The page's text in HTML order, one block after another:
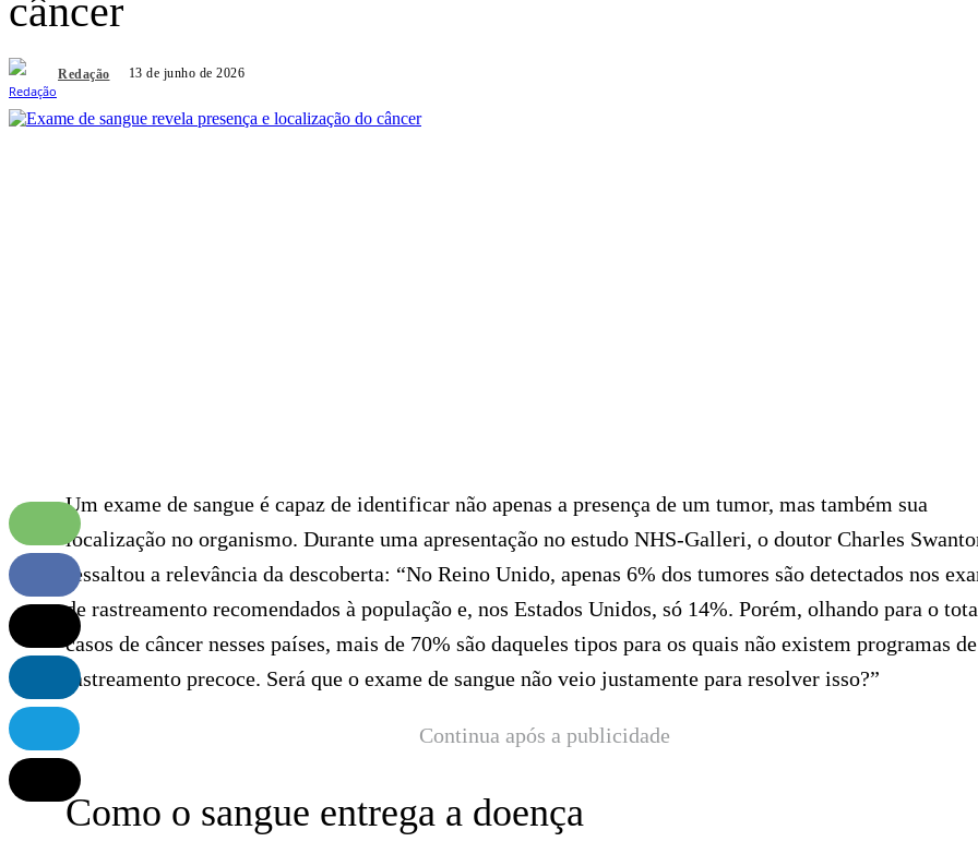
câncer
Redação 13 de junho de 2026
Um exame de sangue é capaz de identificar não apenas a presença de um tumor, mas também sua
localização no organismo. Durante uma apresentação no estudo NHS-Galleri, o doutor Charles
ressaltou a relevância da descoberta: “No Reino Unido, apenas 6% dos tumores são detectados nos
de rastreamento recomendados à população e, nos Estados Unidos, só 14%. Porém, olhando para o
casos de câncer nesses países, mais de 70% são daqueles tipos para os quais não existem programas de
rastreamento precoce. Será que o exame de sangue não veio justamente para resolver isso?”
Continua após a publicidade
Como o sangue entrega a doença